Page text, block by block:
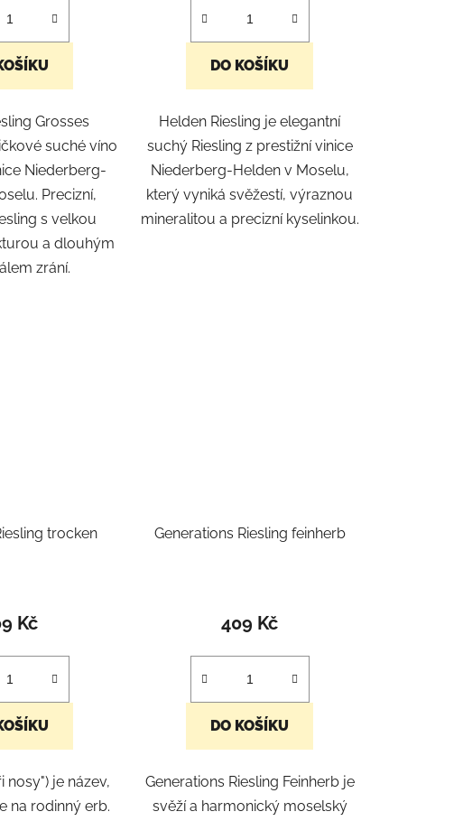
Grosses
suché víno
Niederberg-
Precizní,
s velkou
a dlouhým
zrání.
DO KOŠÍKU
Helden Riesling je elegantní
suchý Riesling z prestižní vinice
Niederberg-Helden v Moselu,
který vyniká svěžestí, výraznou
mineralitou a precizní kyselinkou.
trocken
Kč
nosy") je název,
na rodinný erb.
Generations Riesling feinherb
409 Kč
DO KOŠÍKU
Generations Riesling Feinherb je
svěží a harmonický moselský